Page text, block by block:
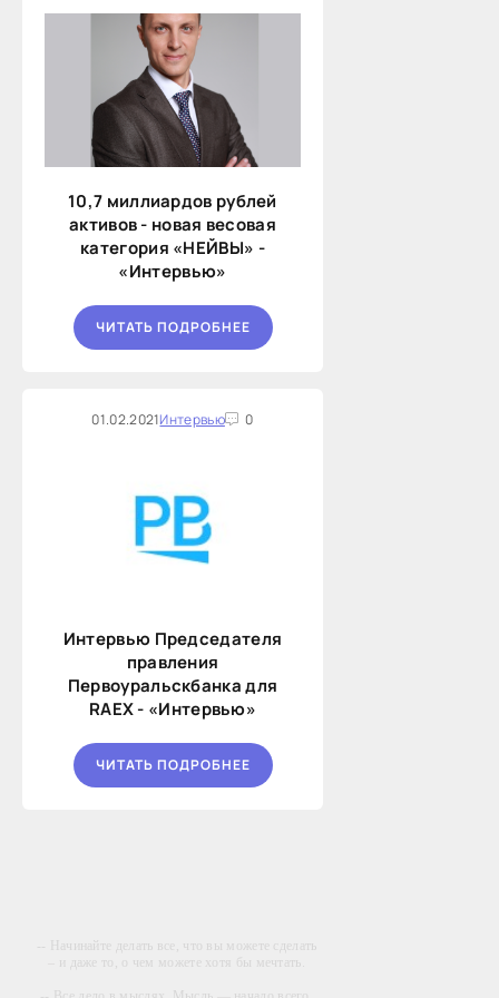
10,7 миллиардов рублей
активов - новая весовая
категория «НЕЙВЫ» -
«Интервью»
ЧИТАТЬ ПОДРОБНЕЕ
01.02.2021Интервью 0
Интервью Председателя
правления
Первоуральскбанка для
RAEX - «Интервью»
ЧИТАТЬ ПОДРОБНЕЕ
-- Начинайте делать все, что вы можете сделать
– и даже то, о чем можете хотя бы мечтать.